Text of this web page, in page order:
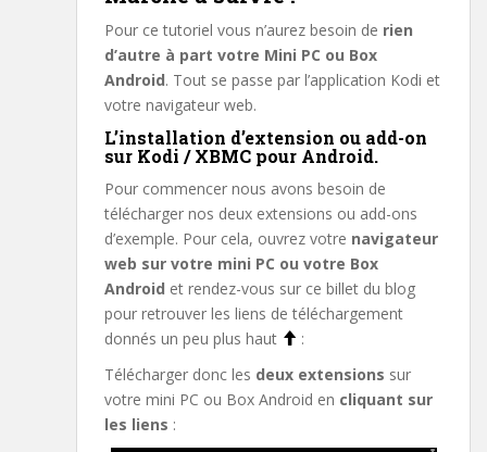
Pour ce tutoriel vous n’aurez besoin de rien
d’autre à part votre Mini PC ou Box
Android. Tout se passe par l’application Kodi et
votre navigateur web.
L’installation d’extension ou add-on
sur Kodi / XBMC pour Android.
Pour commencer nous avons besoin de
télécharger nos deux extensions ou add-ons
d’exemple. Pour cela, ouvrez votre navigateur
web sur votre mini PC ou votre Box
Android et rendez-vous sur ce billet du blog
pour retrouver les liens de téléchargement
donnés un peu plus haut
:
Télécharger donc les deux extensions sur
votre mini PC ou Box Android en cliquant sur
les liens :